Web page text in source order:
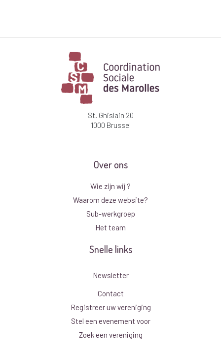
St. Ghislain 20
1000 Brussel
Over ons
Wie zijn wij ?
Waarom deze website?
Sub-werkgroep
Het team
Snelle links
Newsletter
Contact
Registreer uw vereniging
Stel een evenement voor
Zoek een vereniging